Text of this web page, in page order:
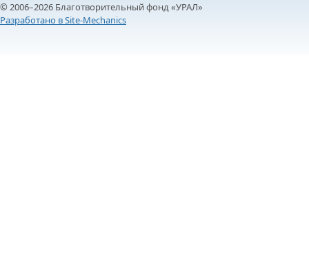
© 2006–2026 Благотворительный фонд «УРАЛ»
Разработано в Site-Mechanics